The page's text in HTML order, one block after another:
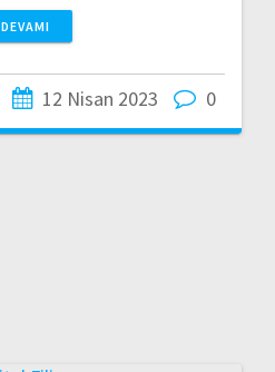
DEVAMI
12 Nisan 2023 0